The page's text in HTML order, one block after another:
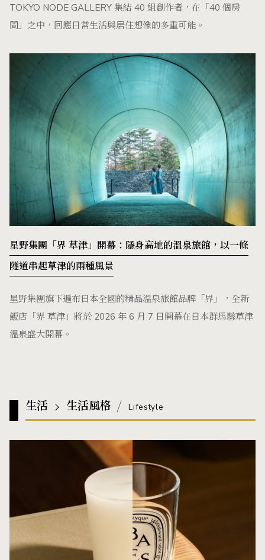
TOKYO NODE GALLERY 集結 40 組創作者，在「40 個房
間」之中，回應日常生活與居住想像的多重可能。
星野集團「界 草津」開幕：隱身高地的溫泉旅館，以一條
隧道串起草津的兩種風景
星野集團旗下遍布日本全國的精品溫泉旅館品牌「界」，全新
飯店「界 草津」將於 2026 年 6 月 7 日開幕在日本群馬縣草津
溫泉盛大開幕。
生活 生活風格 Lifestyle